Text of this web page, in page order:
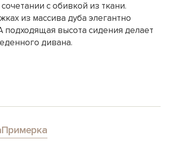
с обивкой из ткани.
из массива дуба элегантно
подходящая высота сидения делает
дивана.
Примерка